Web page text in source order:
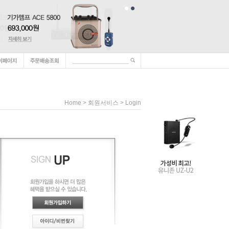
Home > 회원서비스 > Login